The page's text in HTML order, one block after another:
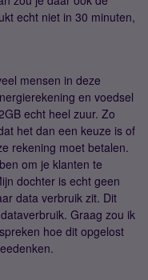
echt niet in 30 minuten,
mensen in deze
en voedsel
echt heel zuur. Zo
het dan een keuze is of
rekening moet betalen.
om je klanten te
dochter is echt geen
data verbruik zit. Dit
Graag zou ik
hoe dit opgelost